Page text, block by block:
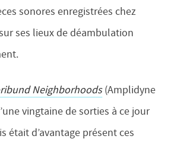
sonores enregistrées chez
ses lieux de déambulation
Neighborhoods(Amplidyne
vingtaine de sorties à ce jour
était d’avantage présent ces